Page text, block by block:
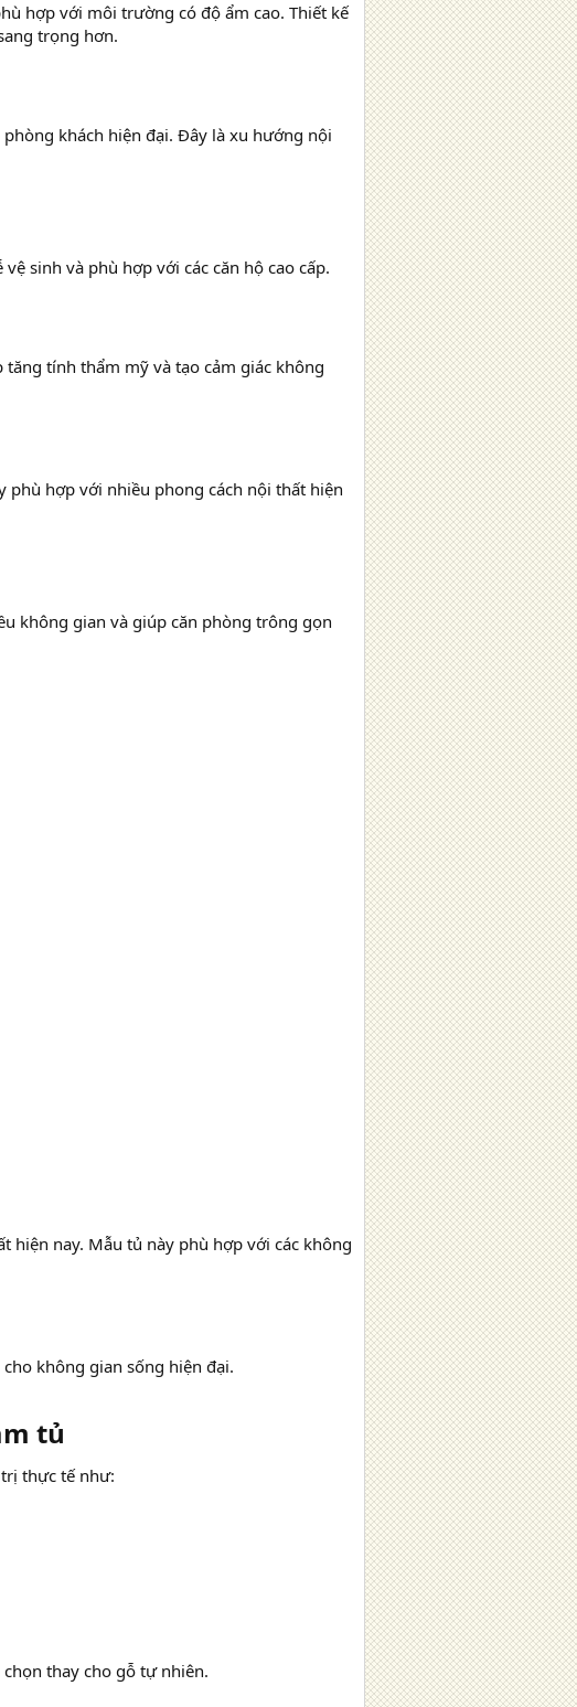
hợp với môi trường có độ ẩm cao. Thiết kế
trọng hơn.
khách hiện đại. Đây là xu hướng nội
sinh và phù hợp với các căn hộ cao cấp.
tính thẩm mỹ và tạo cảm giác không
phù hợp với nhiều phong cách nội thất hiện
không gian và giúp căn phòng trông gọn
hiện nay. Mẫu tủ này phù hợp với các không
không gian sống hiện đại.
tủ​
thực tế như:
thay cho gỗ tự nhiên.